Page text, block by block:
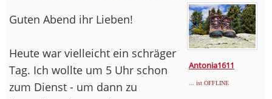
Antonia1611
... ist OFFLINE
Guten Abend ihr Lieben!
Heute war vielleicht ein schräger
Tag. Ich wollte um 5 Uhr schon
zum Dienst - um dann zu